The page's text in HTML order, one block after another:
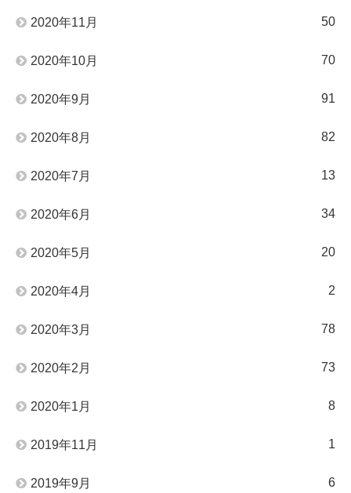
2020年11月 50
2020年10月 70
2020年9月 91
2020年8月 82
2020年7月 13
2020年6月 34
2020年5月 20
2020年4月 2
2020年3月 78
2020年2月 73
2020年1月 8
2019年11月 1
2019年9月 6